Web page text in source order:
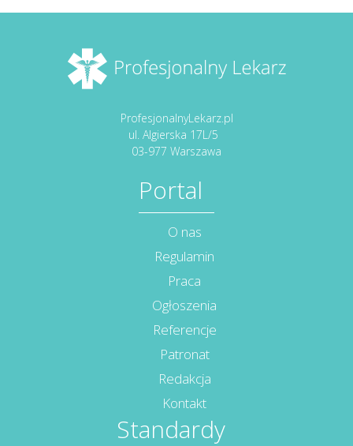
ProfesjonalnyLekarz.pl
ul. Algierska 17L/5
03-977 Warszawa
Portal
O nas
Regulamin
Praca
Ogłoszenia
Referencje
Patronat
Redakcja
Kontakt
Standardy